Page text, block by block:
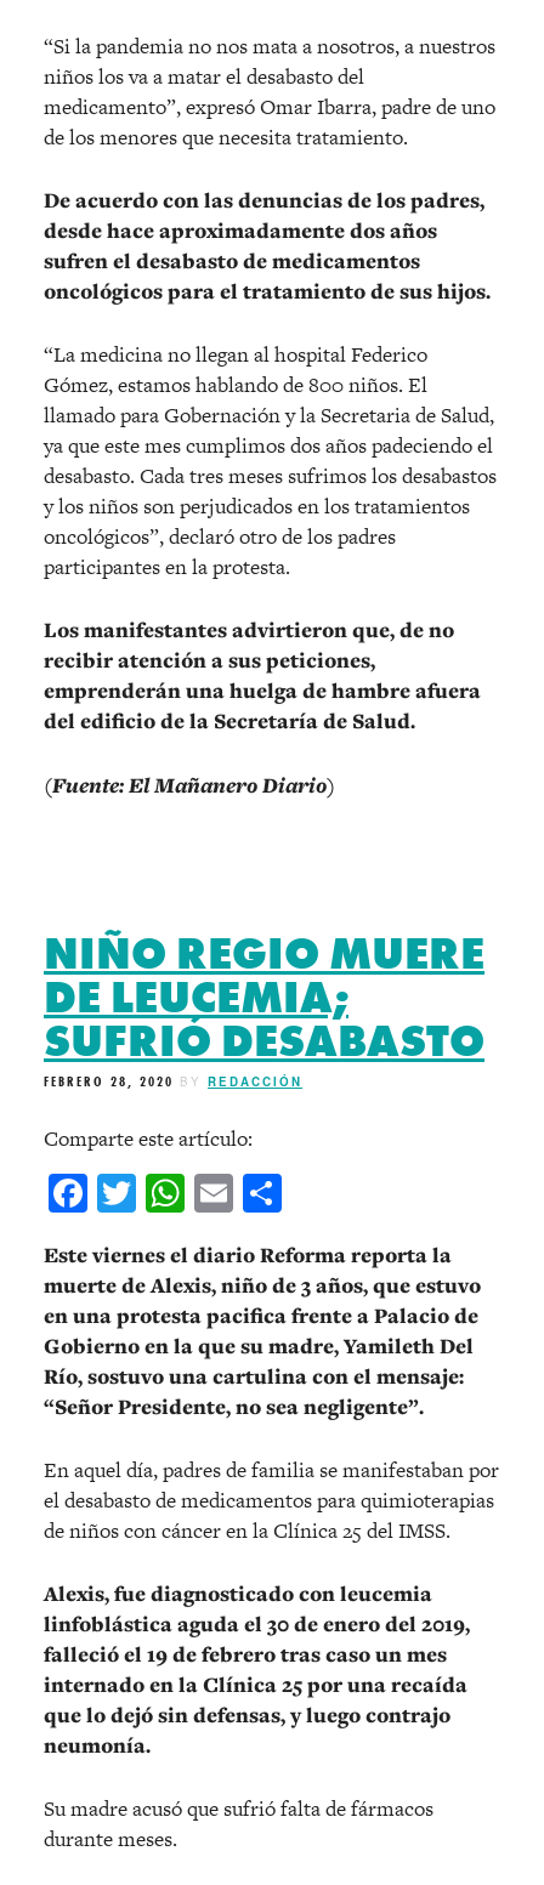
“Si la pandemia no nos mata a nosotros, a nuestros
niños los va a matar el desabasto del
medicamento”, expresó Omar Ibarra, padre de uno
de los menores que necesita tratamiento.
De acuerdo con las denuncias de los padres,
desde hace aproximadamente dos años
sufren el desabasto de medicamentos
oncológicos para el tratamiento de sus hijos.
“La medicina no llegan al hospital Federico
Gómez, estamos hablando de 800 niños. El
llamado para Gobernación y la Secretaria de Salud,
ya que este mes cumplimos dos años padeciendo el
desabasto. Cada tres meses sufrimos los desabastos
y los niños son perjudicados en los tratamientos
oncológicos”, declaró otro de los padres
participantes en la protesta.
Los manifestantes advirtieron que, de no
recibir atención a sus peticiones,
emprenderán una huelga de hambre afuera
del edificio de la Secretaría de Salud.
(Fuente: El Mañanero Diario)
NIÑO REGIO MUERE
DE LEUCEMIA;
SUFRIÓ DESABASTO
FEBRERO 28, 2020 BY REDACCIÓN
Comparte este artículo:
Facebook
Twitter
WhatsApp
Email
Este viernes el diario Reforma reporta la
muerte de Alexis, niño de 3 años, que estuvo
en una protesta pacifica frente a Palacio de
Gobierno en la que su madre, Yamileth Del
Río, sostuvo una cartulina con el mensaje:
“Señor Presidente, no sea negligente”.
En aquel día, padres de familia se manifestaban por
el desabasto de medicamentos para quimioterapias
de niños con cáncer en la Clínica 25 del IMSS.
Alexis, fue diagnosticado con leucemia
linfoblástica aguda el 30 de enero del 2019,
falleció el 19 de febrero tras caso un mes
internado en la Clínica 25 por una recaída
que lo dejó sin defensas, y luego contrajo
neumonía.
Su madre acusó que sufrió falta de fármacos
durante meses.